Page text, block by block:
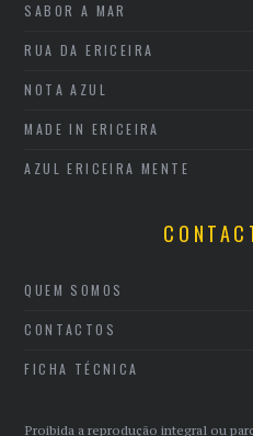
SABOR A MAR
RUA DA ERICEIRA
NOTA AZUL
MADE IN ERICEIRA
AZUL ERICEIRA MENTE
QUEM SOMOS
CONTACTOS
FICHA TÉCNICA
Proibida a reprodução integral ou